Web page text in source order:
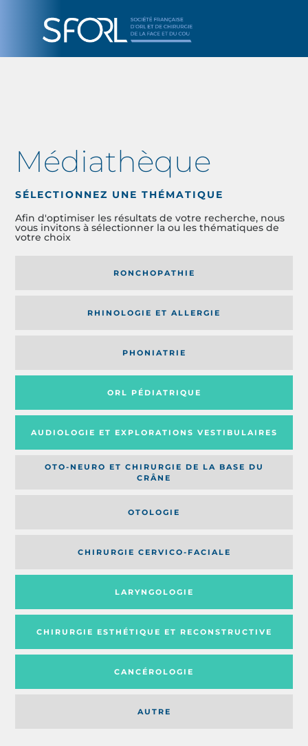
Médiathèque
SÉLECTIONNEZ UNE THÉMATIQUE
Afin d'optimiser les résultats de votre recherche, nous
vous invitons à sélectionner la ou les thématiques de
votre choix
RONCHOPATHIE
RHINOLOGIE ET ALLERGIE
PHONIATRIE
ORL PÉDIATRIQUE
AUDIOLOGIE ET EXPLORATIONS VESTIBULAIRES
OTO-NEURO ET CHIRURGIE DE LA BASE DU
CRÂNE
OTOLOGIE
CHIRURGIE CERVICO-FACIALE
AUTRE
LARYNGOLOGIE
CHIRURGIE ESTHÉTIQUE ET RECONSTRUCTIVE
CANCÉROLOGIE